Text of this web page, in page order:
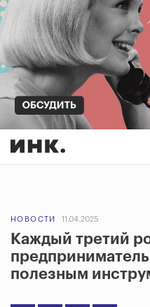
НОВОСТИ 11.04.2025
Каждый третий
полезным